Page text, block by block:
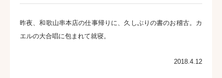
昨夜、和歌山串本店の仕事帰りに、久しぶりの書のお稽古。カ
エルの大合唱に包まれて就寝。
2018.4.12